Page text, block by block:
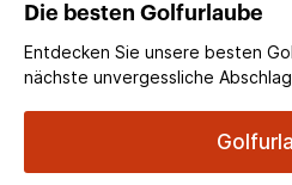
Die besten Golfurlaube
Entdecken Sie unsere besten
nächste unvergessliche